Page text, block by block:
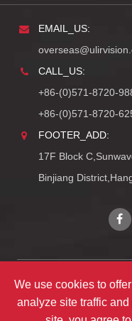
EMAIL_US:
CALL_US:
+86-(0)571-8720-
+86-(0)571-8720-
FOOTER_ADD:
17F Block
Binjiang
Copyright© Zhejiang
We use cookies to
analyze site traffic